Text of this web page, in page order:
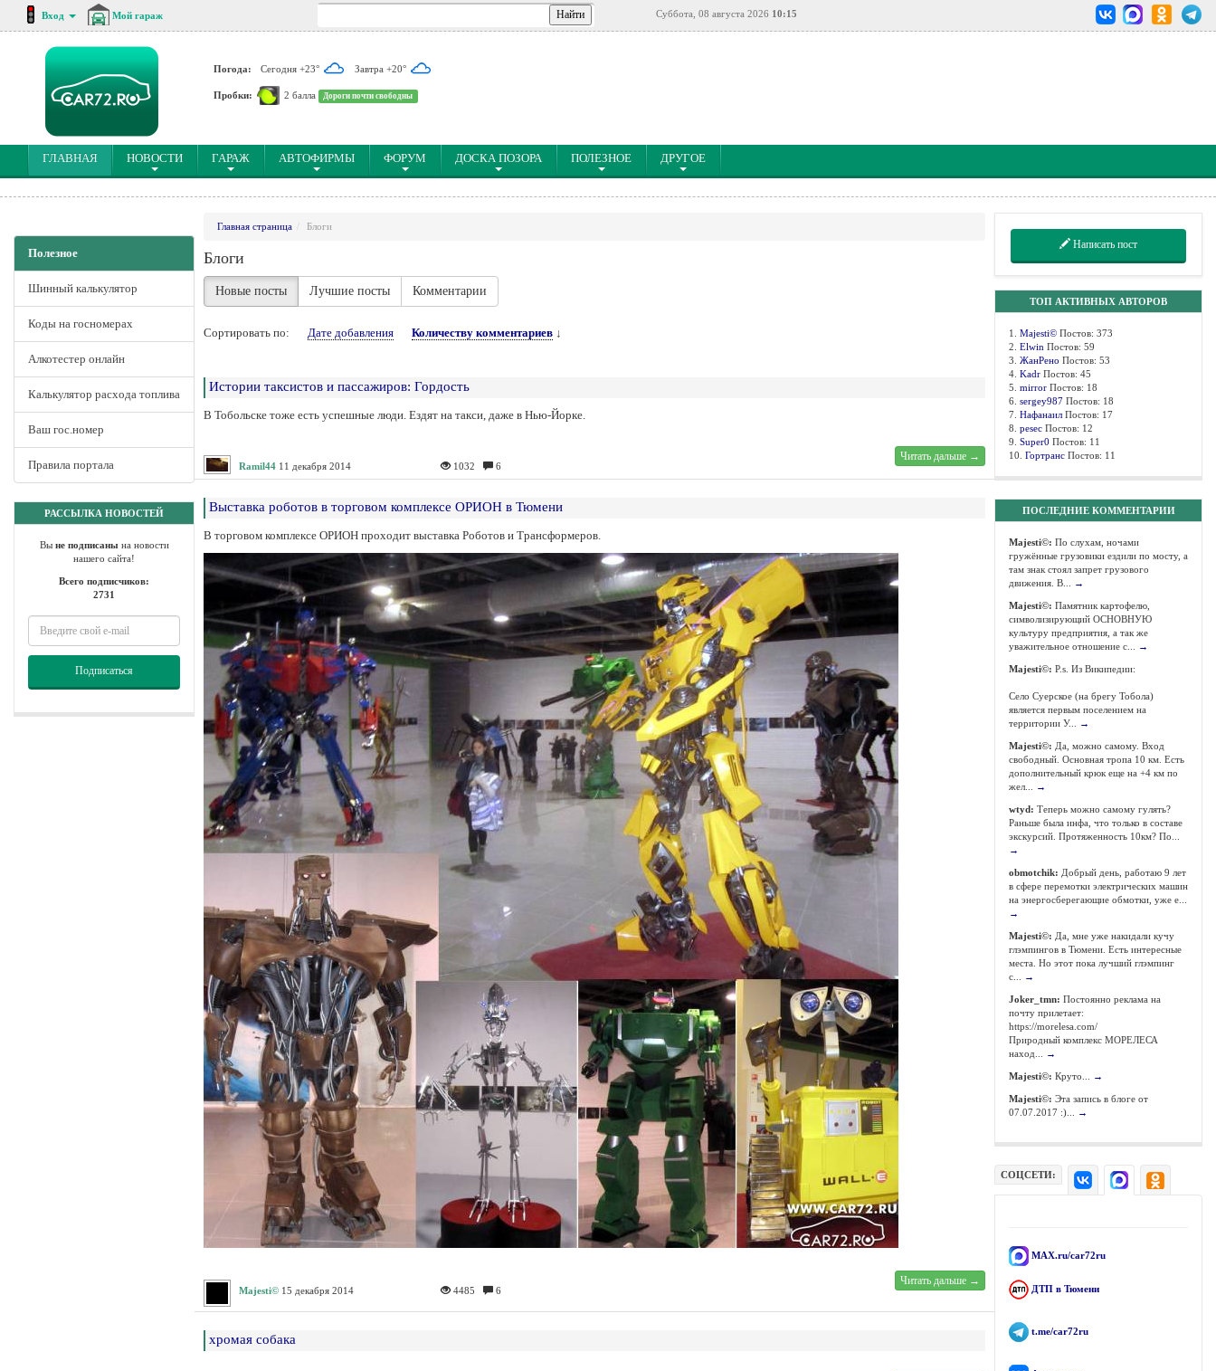
Вход Мой гараж Суббота, 08 августа 2026 10:15
Погода: Сегодня +23° Завтра +20°
Пробки: 2 балла Дороги почти свободны
ГЛАВНАЯ(CURRENT)
НОВОСТИ ГАРАЖ АВТОФИРМЫ ФОРУМ ДОСКА ПОЗОРА ПОЛЕЗНОЕ ДРУГОЕ
Полезное
Шинный калькулятор
Коды на госномерах
Алкотестер онлайн
Калькулятор расхода топлива
Ваш гос.номер
Правила портала
РАССЫЛКА НОВОСТЕЙ
Вы не подписанына новости
нашего сайта!
Всего подписчиков:
2731
Подписаться
Написать пост
ТОП АКТИВНЫХ АВТОРОВ
1. Majesti© Постов: 373
2. Elwin Постов: 59
3. ЖанРено Постов: 53
4. Kadr Постов: 45
5. mirror Постов: 18
6. sergey987 Постов: 18
7. Нафанаил Постов: 17
8. pesec Постов: 12
9. Super0 Постов: 11
10. Гортранс Постов: 11
ПОСЛЕДНИЕ КОММЕНТАРИИ
Majesti©: По слухам, ночами
гружённые грузовики ездили по мосту, а
там знак стоял запрет грузового
движения. В...
→
Majesti©: Памятник картофелю,
символизирующий ОСНОВНУЮ
культуру предприятия, а так же
уважительное отношение с...
→
Majesti©: P.s. Из Википедии:
Село Суерское (на брегу Тобола)
является первым поселением на
территории У...
→
Majesti©: Да, можно самому. Вход
свободный. Основная тропа 10 км. Есть
дополнительный крюк еще на +4 км по
жел...
→
wtyd: Теперь можно самому гулять?
Раньше была инфа, что только в составе
экскурсий. Протяженность 10км? По...
→
obmotchik: Добрый день, работаю 9 лет
в сфере перемотки электрических машин
на энергосберегающие обмотки, уже е...
→
Majesti©: Да, мне уже накидали кучу
глэмпингов в Тюмени. Есть интересные
места. Но этот пока лучший глэмпинг
с...
→
Joker_tmn: Постоянно реклама на
почту прилетает:
https://morelesa.com/
Природный комплекс МОРЕЛЕСА
наход...
→
Majesti©: Круто... →
Majesti©: Эта запись в блоге от
07.07.2017 :)...
→
СОЦСЕТИ:
MAX.ru/car72ru
ДТП в Тюмени
t.me/car72ru
Главная страница Блоги
Блоги
Новые посты Лучшие посты Комментарии
Сортировать по: Дате добавления Количеству комментариев ↓
Истории таксистов и пассажиров: Гордость
В Тобольске тоже есть успешные люди. Ездят на такси, даже в Нью-Йорке.
Читать дальше →
Ramil4411 декабря 2014 1032 6
Выставка роботов в торговом комплексе ОРИОН в Тюмени
В торговом комплексе ОРИОН проходит выставка Роботов и Трансформеров.
Читать дальше →
Majesti©15 декабря 2014 4485 6
хромая собака